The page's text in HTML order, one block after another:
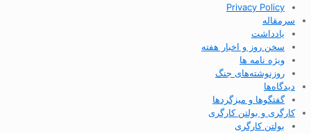
Privacy Policy
سرمقاله
یادداشت
سخن روز و اخبار هفته
ویژه نامه ها
روزنوشته‌های جنگ
دیدگاه‌ها
گفتگوها و میزگردها
کارگری و بولتن کارگری
بولتن کارگری